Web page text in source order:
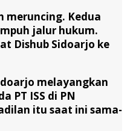
meruncing. Kedua
jalur hukum.
Dishub Sidoarjo ke
melayangkan
PT ISS di PN
itu saat ini sama-